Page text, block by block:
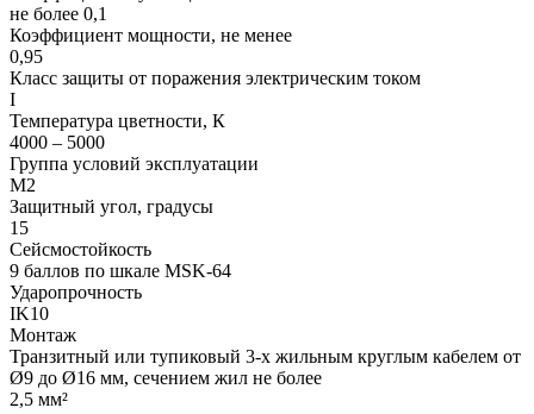
не более 0,1
Коэффициент мощности, не менее
0,95
Класс защиты от поражения электрическим током
I
Температура цветности, К
4000 – 5000
Группа условий эксплуатации
М2
Защитный угол, градусы
15
Сейсмостойкость
9 баллов по шкале МSK-64
Ударопрочность
IK10
Монтаж
Транзитный или тупиковый 3-х жильным круглым кабелем от
Ø9 до Ø16 мм, сечением жил не более
2,5 мм²